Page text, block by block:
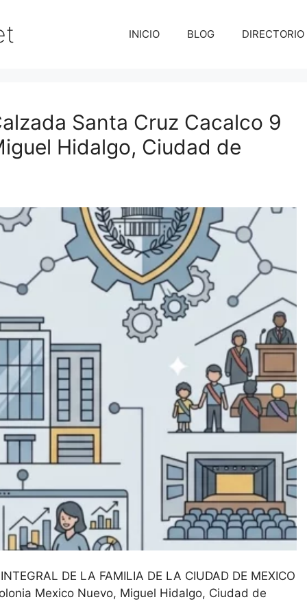
INICIO BLOG
Santa Cruz Cacalco 9
Hidalgo, Ciudad de
DE LA FAMILIA DE LA CIUDAD DE MEXICO
Mexico Nuevo Miguel Hidalgo Ciudad de